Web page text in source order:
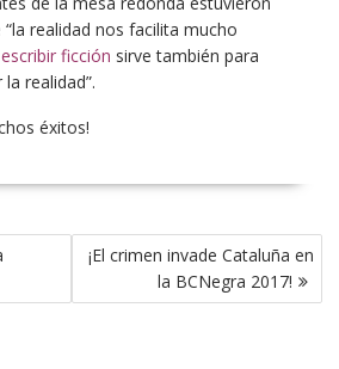
realidad nos facilita mucho
escribir ficción sirve también para
realidad”.
éxitos!
¡El crimen invade Cataluña en
la BCNegra 2017!